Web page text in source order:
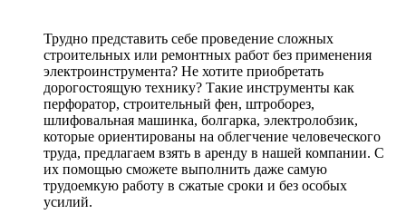
Трудно представить себе проведение сложных
строительных или ремонтных работ без применения
электроинструмента? Не хотите приобретать
дорогостоящую технику? Такие инструменты как
перфоратор, строительный фен, штроборез,
шлифовальная машинка, болгарка, электролобзик,
которые ориентированы на облегчение человеческого
труда, предлагаем взять в аренду в нашей компании. С
их помощью сможете выполнить даже самую
трудоемкую работу в сжатые сроки и без особых
усилий.